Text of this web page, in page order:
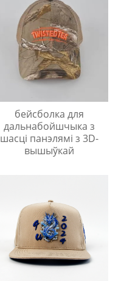
бейсболка для
дальнабойшчыка з
шасці панэлямі з 3D-
вышыўкай